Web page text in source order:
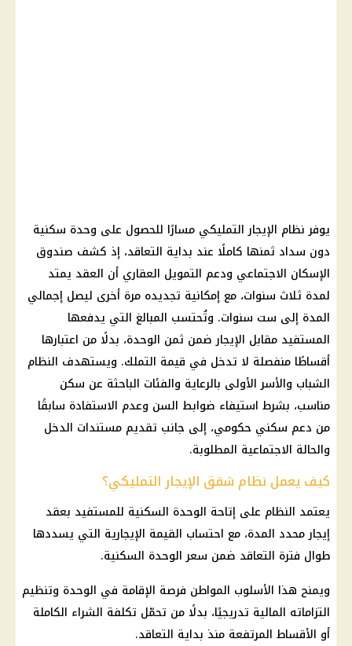
يوفر نظام الإيجار التمليكي مسارًا للحصول على وحدة سكنية
دون سداد ثمنها كاملًا عند بداية التعاقد، إذ كشف صندوق
الإسكان الاجتماعي ودعم التمويل العقاري أن العقد يمتد
لمدة ثلاث سنوات، مع إمكانية تجديده مرة أخرى ليصل إجمالي
المدة إلى ست سنوات. وتُحتسب المبالغ التي يدفعها
المستفيد مقابل الإيجار ضمن ثمن الوحدة، بدلًا من اعتبارها
أقساطًا منفصلة لا تدخل في قيمة التملك. ويستهدف النظام
الشباب والأسر الأولى بالرعاية والفئات الباحثة عن سكن
مناسب، بشرط استيفاء ضوابط السن وعدم الاستفادة سابقًا
من دعم سكني حكومي، إلى جانب تقديم مستندات الدخل
والحالة الاجتماعية المطلوبة.
كيف يعمل نظام شقق الإيجار التمليكي؟
يعتمد النظام على إتاحة الوحدة السكنية للمستفيد بعقد
إيجار محدد المدة، مع احتساب القيمة الإيجارية التي يسددها
طوال فترة التعاقد ضمن سعر الوحدة السكنية.
ويمنح هذا الأسلوب المواطن فرصة الإقامة في الوحدة وتنظيم
التزاماته المالية تدريجيًا، بدلًا من تحمّل تكلفة الشراء الكاملة
أو الأقساط المرتفعة منذ بداية التعاقد.